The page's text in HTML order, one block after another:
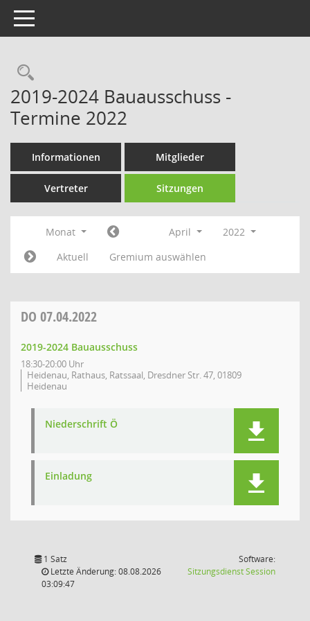
Toggle navigation
Rechercheauswahl
2019-2024 Bauausschuss -
Termine 2022
Informationen Mitglieder
Vertreter Sitzungen
Monat April
2022
Aktuell
Gremium auswählen
DO 07.04.2022
2019-2024 Bauausschuss
18:30-20:00 Uhr
Heidenau, Rathaus, Ratssaal, Dresdner Str. 47, 01809
Heidenau
Niederschrift Ö
Einladung
1 Satz
Letzte Änderung: 08.08.2026
03:09:47
Software:
SitzungsdienstSession(Wird in